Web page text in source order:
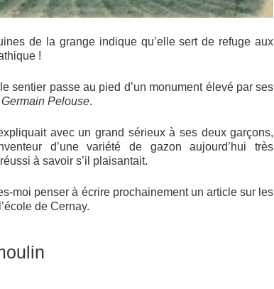
de la grange indique qu’elle sert de refuge aux
!
sentier passe au pied d’un monument élevé par ses
Pelouse.
avec un grand sérieux à ses deux garçons,
d’une variété de gazon aujourd’hui très
à savoir s’il plaisantait.
moi penser à écrire prochainement un article sur les
de Cernay.